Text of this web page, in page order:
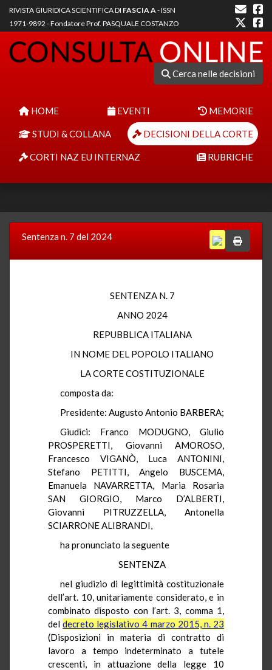
RIVISTA GIURIDICA SCIENTIFICA DI FASCIA A- ISSN
1971-9892 - Fondatore Prof. PASQUALE COSTANZO
Cerca nelle decisioni
HOME EVENTI MEMORIE
STUDI & COLLANA DECISIONI DELLA CORTE
CORTI NAZ EU INTERNAZ RUBRICHE
Sentenza n. 7 del 2024
SENTENZA N. 7
ANNO 2024
REPUBBLICA ITALIANA
IN NOME DEL POPOLO ITALIANO
LA CORTE COSTITUZIONALE
composta da:
Presidente: Augusto Antonio BARBERA;
Giudici: Franco MODUGNO, Giulio
PROSPERETTI, Giovanni AMOROSO,
Francesco VIGANÒ, Luca ANTONINI,
Stefano PETITTI, Angelo BUSCEMA,
Emanuela NAVARRETTA, Maria Rosaria
SAN GIORGIO, Marco D’ALBERTI,
Giovanni PITRUZZELLA, Antonella
SCIARRONE ALIBRANDI,
ha pronunciato la seguente
SENTENZA
nel giudizio di legittimità costituzionale
dell’art. 10, unitariamente considerato, e in
combinato disposto con l’art. 3, comma 1,
deldecreto legislativo 4 marzo 2015, n. 23
(Disposizioni in materia di contratto di
lavoro a tempo indeterminato a tutele
crescenti, in attuazione della legge 10